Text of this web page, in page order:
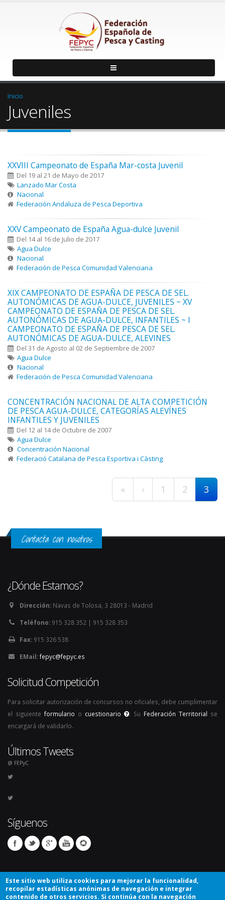
Inicio
Juveniles
XXVIII Campeonato de España Mar-costa Juvenil
Del 19 al 21 de Mayo de 2017
Lanzado Mar Costa
Nacional
Federación Andaluza de Pesca Deportiva
XXV Campeonato de España Agua-dulce Juvenil
Del 14 al 16 de Julio de 2017
Agua Dulce
Nacional
Federación de Pesca Comunidad Valenciana
XIX CAMPEONATO DE ESPAÑA DE PESCA DE SEL.
AUTONÓMICAS DE AGUA-DULCE, JUVENILES ~ XV
CAMPEONATO DE ESPAÑA DE PESCA DE SEL.
AUTONÓMICAS DE AGUA-DULCE, INFANTILES ~ I
CAMPEONATO DE ESPAÑA DE PESCA DE SEL.
AUTONÓMICAS DE AGUA-DULCE, ALEVINES
Del 31 de Agosto al 02 de Septiembre de 2007
Agua Dulce
Nacional
Federación de Pesca Comunidad Valenciana
CONCENTRACIÓN NACIONAL DE ALTA COMPETICIÓN
DE PESCA AGUA-DULCE, CATEGORÍAS ALEVÍNES
INFANTILES Y JUVENILES
Del 12 al 14 de Octubre de 2007
Agua Dulce
Concentración Nacional
Federació Catalana de Pesca Esportiva i Càsting
« ‹ 1 2 3
Contacta con nosotros
¿Dónde Estamos?
Dirección: Navas de Tolosa, 3 28013 - Madrid
Teléfono: 915 328 352 | 915 328 353
Fax: 915 326 538
EMail:fepyc@fepyc.es
Solicitud Competición
Para solicitar autorización de concursos no oficiales, debe cumplimentar
el siguiente formulario o cuestionario . Su Federación Territorial se
encargará de validarlo.
Últimos Tweets
@ FEPyC
Síguenos
Este sitio web utiliza cookies para mejorar la funcionalidad,
recopilar estadísticas anónimas de navegación e integrar
contenido de otros servicios. Si continúa con la navegación